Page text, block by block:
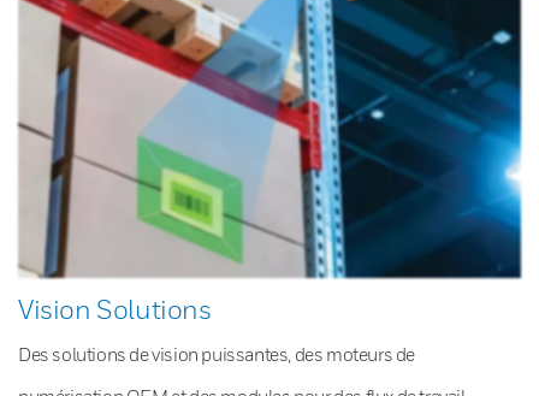
Vision Solutions
Des solutions de vision puissantes, des moteurs de